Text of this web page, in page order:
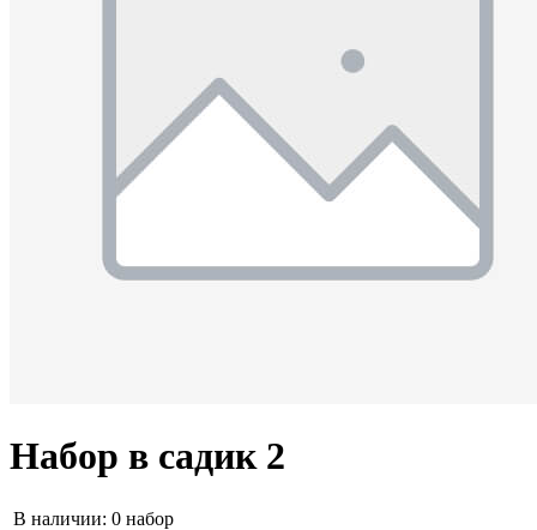
Набор в садик 2
В наличии: 0 набор